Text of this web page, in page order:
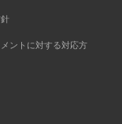
ントに対する対応方